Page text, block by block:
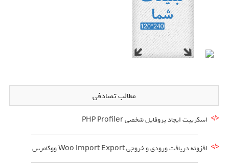
مطالب تصادفی
اسکریپت ایجاد پروفایل شخصی PHP Profiler
افزونه دریافت ورودی و خروجی Woo Import Export ووکامرس